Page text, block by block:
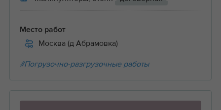
Место работ
Москва (д Абрамовка)
#Погрузочно-разгрузочные работы